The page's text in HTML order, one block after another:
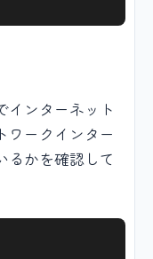
インターネット
ワークインター
るかを確認して